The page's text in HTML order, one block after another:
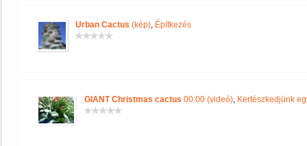
Urban Cactus (kép), Építkezés
GIANT Christmas cactus 00:00 (videó), Kertészkedjünk